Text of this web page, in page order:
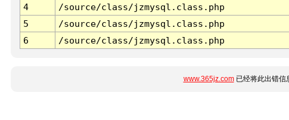
4
/source/class/jzmysql.class.php
5
/source/class/jzmysql.class.php
6
/source/class/jzmysql.class.php
www.365jz.com已经将此出错信